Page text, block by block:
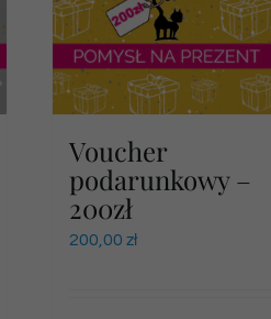
Voucher
podarunkowy –
200zł
200,00 zł